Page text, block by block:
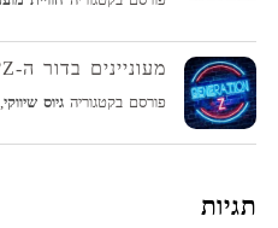
מעוניינים בדור ה-Z? הכתבה הזו בשבילכם!
פורסם בקטגוריה גיוס שיווקי,
תגיות